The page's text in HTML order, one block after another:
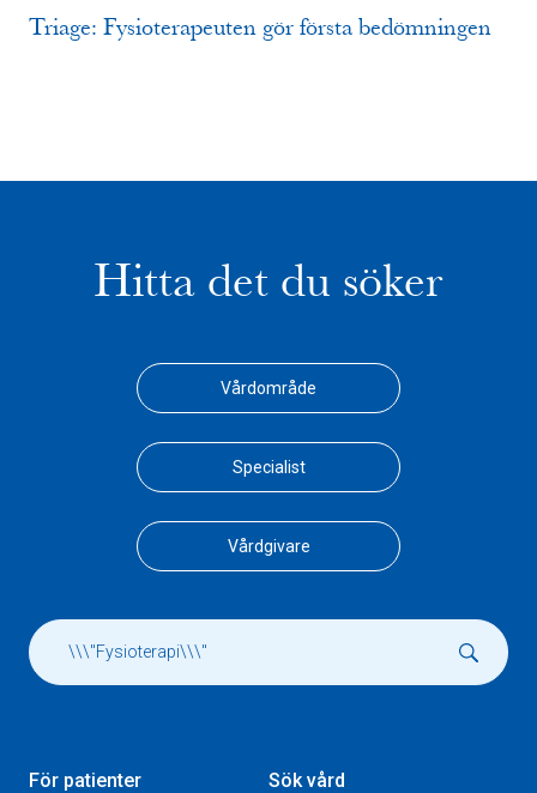
Triage: Fysioterapeuten gör första bedömningen
Hitta det du söker
Vårdområde
Specialist
Vårdgivare
För patienter
Sök vård